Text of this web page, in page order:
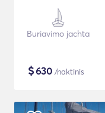
Buriavimo jachta
$630 /naktinis